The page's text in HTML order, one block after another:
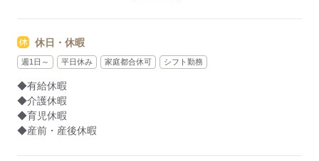
休日・休暇
週1日～ 平日休み 家庭都合休可 シフト勤務
◆有給休暇
◆介護休暇
◆育児休暇
◆産前・産後休暇